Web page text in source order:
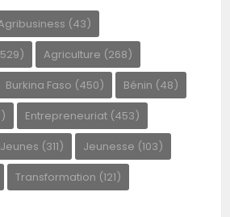
(43)
Agriculture (268)
Burkina Faso (450) Bénin (48)
Entrepreneuriat (453)
Jeunes (311) Jeunesse (103)
Transformation (121)